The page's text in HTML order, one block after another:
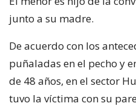
junto a su madre.
De acuerdo con los
puñaladas en el pecho y
de 48 años, en el sector
tuvo la víctima con su